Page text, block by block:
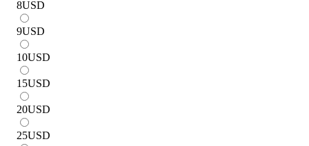
8USD
9USD
10USD
15USD
20USD
25USD